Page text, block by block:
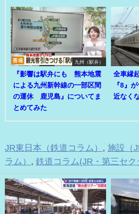
九州（駅弁）
『影響は駅弁にも 熊本地震
による九州新幹線の一部区間
の運休 鹿児島』についてま
とめてみた
全車縁
『8』
近なく
JR東日本（鉄道コラム） , 施設（
ラム） , 鉄道コラム(JR・第三セク